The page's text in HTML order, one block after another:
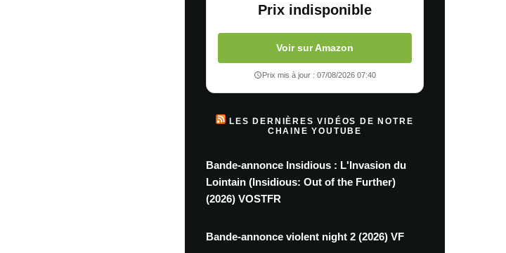
Prix indisponible
Voir sur Amazon
Prix mis à jour : 07/08/2026 07:40
LES DERNIÈRES VIDÉOS DE NOTRE
CHAINE YOUTUBE
Bande-annonce Insidious : L'Invasion du
Lointain (Insidious: Out of the Further)
(2026) VOSTFR
Bande-annonce violent night 2 (2026) VF